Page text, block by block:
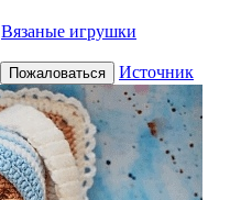
Вязаные игрушки
Пожаловаться Источник